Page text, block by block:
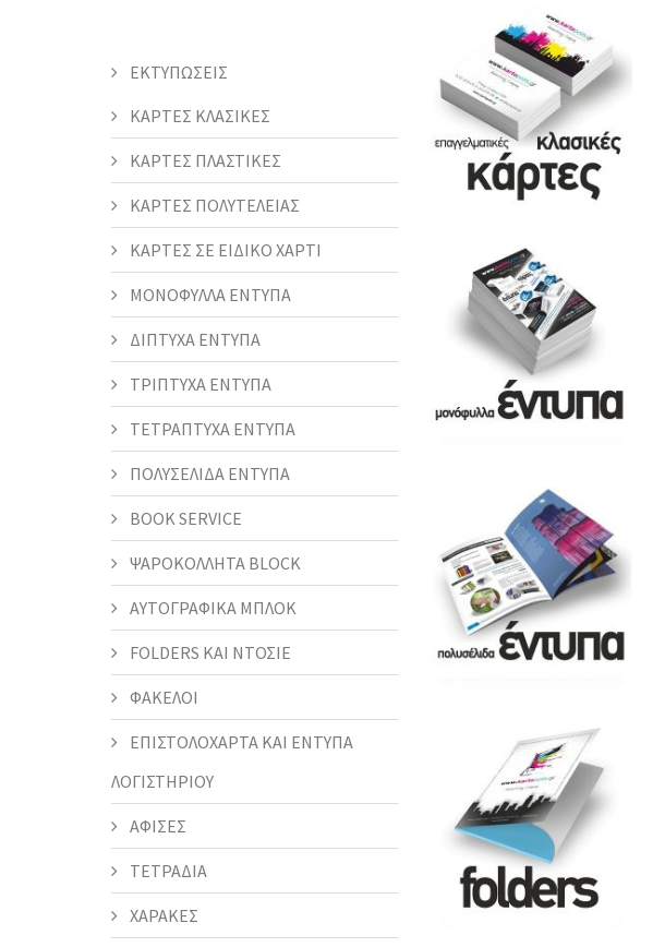
ΕΚΤΥΠΩΣΕΙΣ
ΚΑΡΤΕΣ ΚΛΑΣΙΚΕΣ
ΚΑΡΤΕΣ ΠΛΑΣΤΙΚΕΣ
ΚΑΡΤΕΣ ΠΟΛΥΤΕΛΕΙΑΣ
ΚΑΡΤΕΣ ΣΕ ΕΙΔΙΚΟ ΧΑΡΤΙ
ΜΟΝΟΦΥΛΛΑ ΕΝΤΥΠΑ
ΔΙΠΤΥΧΑ ΕΝΤΥΠΑ
ΤΡΙΠΤΥΧΑ ΕΝΤΥΠΑ
ΤΕΤΡΑΠΤΥΧΑ ΕΝΤΥΠΑ
ΠΟΛΥΣΕΛΙΔΑ ΕΝΤΥΠΑ
BOOK SERVICE
ΨΑΡΟΚΟΛΛΗΤΑ BLOCK
ΑΥΤΟΓΡΑΦΙΚΑ ΜΠΛΟΚ
FOLDERS KAI ΝΤΟΣΙΕ
ΦΑΚΕΛΟΙ
ΕΠΙΣΤΟΛΟΧΑΡΤΑ ΚΑΙ ΕΝΤΥΠΑ
ΛΟΓΙΣΤΗΡΙΟΥ
ΑΦΙΣΕΣ
ΤΕΤΡΑΔΙΑ
ΧΑΡΑΚΕΣ